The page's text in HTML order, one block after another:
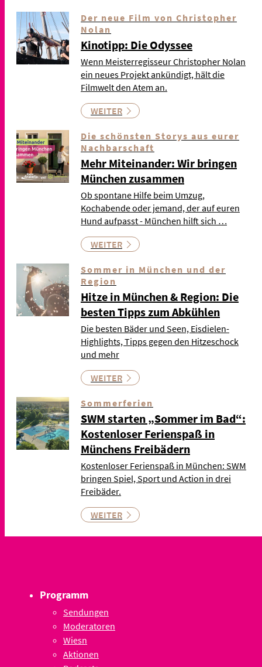
Der neue Film von Christopher
Nolan
Kinotipp: Die Odyssee
Wenn Meisterregisseur Christopher Nolan
ein neues Projekt ankündigt, hält die
Filmwelt den Atem an.
WEITER
Die schönsten Storys aus eurer
Nachbarschaft
Mehr Miteinander: Wir bringen
München zusammen
Ob spontane Hilfe beim Umzug,
Kochabende oder jemand, der auf euren
Hund aufpasst - München hilft sich …
WEITER
Sommer in München und der
Region
Hitze in München & Region: Die
besten Tipps zum Abkühlen
Die besten Bäder und Seen, Eisdielen-
Highlights, Tipps gegen den Hitzeschock
und mehr
WEITER
Sommerferien
SWM starten „Sommer im Bad“:
Kostenloser Ferienspaß in
Münchens Freibädern
Kostenloser Ferienspaß in München: SWM
bringen Spiel, Sport und Action in drei
Freibäder.
WEITER
Programm
Sendungen
Moderatoren
Wiesn
Aktionen